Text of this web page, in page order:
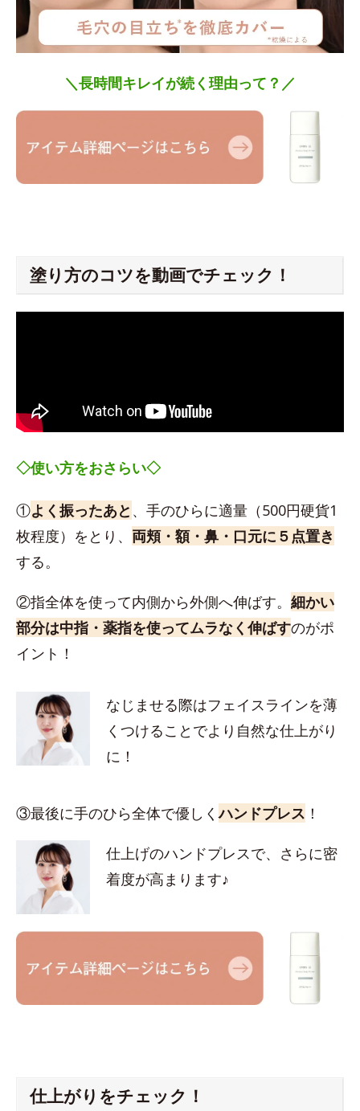
＼長時間キレイが続く理由って？／
塗り方のコツを動画でチェック！
◇使い方をおさらい◇
①よく振ったあと 、手のひらに適量（500円硬貨1
枚程度）をとり、 両頬・額・鼻・口元に５点置き
する。
②指全体を使って内側から外側へ伸ばす。 細かい
部分は中指・薬指を使ってムラなく伸ばすのがポ
イント！
なじませる際はフェイスラインを薄
くつけることでより自然な仕上がり
に！
③最後に手のひら全体で優しくハンドプレス ！
仕上げのハンドプレスで、さらに密
着度が高まります♪
仕上がりをチェック！